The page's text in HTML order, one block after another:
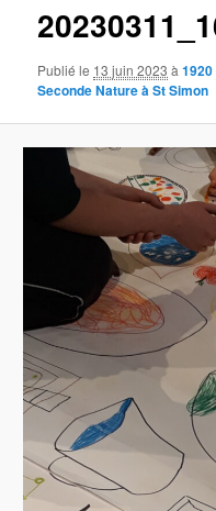
Publié le 13 juin 2023 à1920
Seconde Nature à St Simon